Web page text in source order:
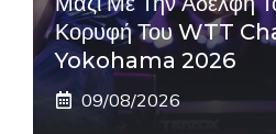
Κορυφή Του WTT
Yokohama 2026
09/08/2026